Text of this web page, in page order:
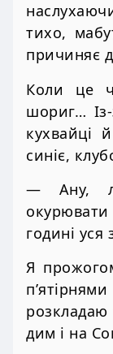
тихо,
причиняє
Коли це
шориг…
кухвайці
синіє,
— Ану,
годині уся
Я
розкладаю
дим і на